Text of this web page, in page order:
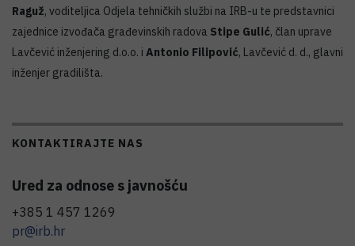
Raguž, voditeljica Odjela tehničkih službi na IRB-u te predstavnici
zajednice izvođača građevinskih radova Stipe Gulić, član uprave
Lavčević inženjering d.o.o. i Antonio Filipović, Lavčević d. d., glavni
inženjer gradilišta.
KONTAKTIRAJTE NAS
Ured za odnose s javnošću
+385 1 457 1269
pr@irb.hr